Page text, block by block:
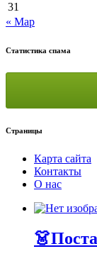
31
« Мар
Статистика спама
Страницы
Карта сайта
Контакты
О нас